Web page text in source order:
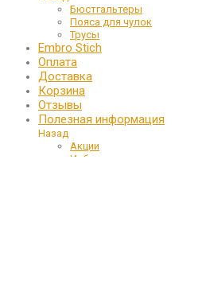
Бюстгальтеры
Пояса для чулок
Трусы
Embro Stich
Оплата
Доставка
Корзина
Отзывы
Полезная информация
Назад
Акции
Избранное